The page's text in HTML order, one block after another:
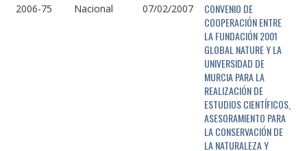
2006-75 Nacional 07/02/2007
CONVENIO DE
COOPERACIÓN ENTRE
LA FUNDACIÓN 2001
GLOBAL NATURE Y LA
UNIVERSIDAD DE
MURCIA PARA LA
REALIZACIÓN DE
ESTUDIOS CIENTÍFICOS,
ASESORAMIENTO PARA
LA CONSERVACIÓN DE
LA NATURALEZA Y